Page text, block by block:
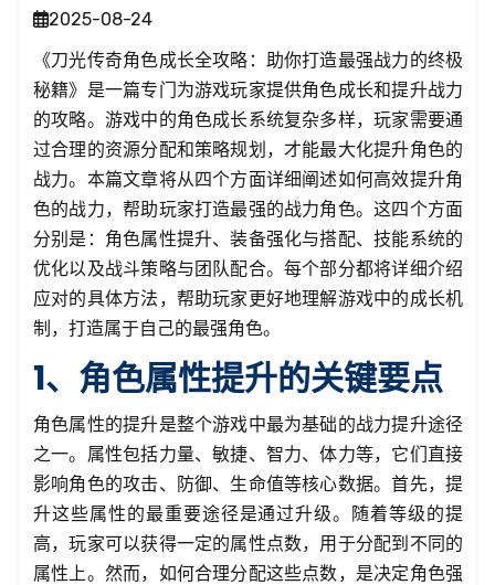
2025-08-24
《刀光传奇角色成长全攻略：助你打造最强战力的终极
秘籍》是一篇专门为游戏玩家提供角色成长和提升战力
的攻略。游戏中的角色成长系统复杂多样，玩家需要通
过合理的资源分配和策略规划，才能最大化提升角色的
战力。本篇文章将从四个方面详细阐述如何高效提升角
色的战力，帮助玩家打造最强的战力角色。这四个方面
分别是：角色属性提升、装备强化与搭配、技能系统的
优化以及战斗策略与团队配合。每个部分都将详细介绍
应对的具体方法，帮助玩家更好地理解游戏中的成长机
制，打造属于自己的最强角色。
1、角色属性提升的关键要点
角色属性的提升是整个游戏中最为基础的战力提升途径
之一。属性包括力量、敏捷、智力、体力等，它们直接
影响角色的攻击、防御、生命值等核心数据。首先，提
升这些属性的最重要途径是通过升级。随着等级的提
高，玩家可以获得一定的属性点数，用于分配到不同的
属性上。然而，如何合理分配这些点数，是决定角色强